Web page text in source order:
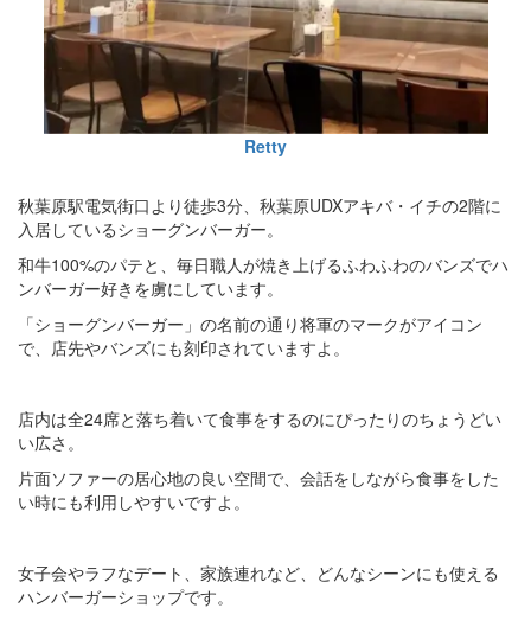
Retty
秋葉原駅電気街口より徒歩3分、秋葉原UDXアキバ・イチの2階に
入居しているショーグンバーガー。
和牛100%のパテと、毎日職人が焼き上げるふわふわのバンズでハ
ンバーガー好きを虜にしています。
「ショーグンバーガー」の名前の通り将軍のマークがアイコン
で、店先やバンズにも刻印されていますよ。
店内は全24席と落ち着いて食事をするのにぴったりのちょうどい
い広さ。
片面ソファーの居心地の良い空間で、会話をしながら食事をした
い時にも利用しやすいですよ。
女子会やラフなデート、家族連れなど、どんなシーンにも使える
ハンバーガーショップです。